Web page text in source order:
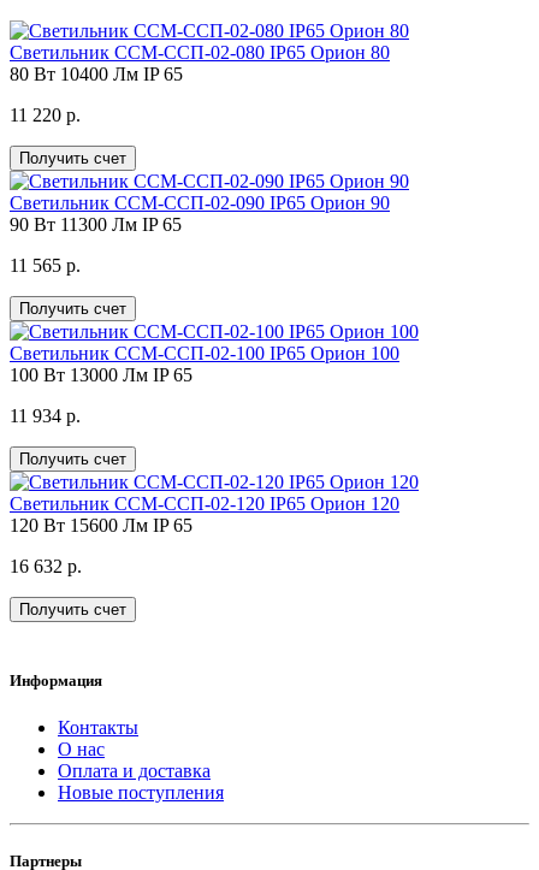
Светильник ССМ-ССП-02-080 IP65 Орион 80
80 Вт 10400 Лм IP 65
11 220 р.
Получить счет
Светильник ССМ-ССП-02-090 IP65 Орион 90
90 Вт 11300 Лм IP 65
11 565 р.
Получить счет
Светильник ССМ-ССП-02-100 IP65 Орион 100
100 Вт 13000 Лм IP 65
11 934 р.
Получить счет
Светильник ССМ-ССП-02-120 IP65 Орион 120
120 Вт 15600 Лм IP 65
16 632 р.
Получить счет
Информация
Контакты
О нас
Оплата и доставка
Новые поступления
Партнеры